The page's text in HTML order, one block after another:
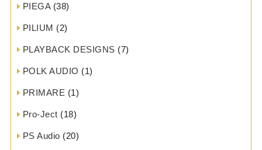
PIEGA(38)
PILIUM (2)
PLAYBACK DESIGNS (7)
POLK AUDIO (1)
PRIMARE (1)
Pro-Ject (18)
PS Audio (20)